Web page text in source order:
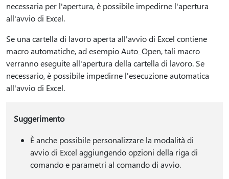
necessaria per l'apertura, è possibile impedirne l'apertura
all'avvio di Excel.
Se una cartella di lavoro aperta all'avvio di Excel contiene
macro automatiche, ad esempio Auto_Open, tali macro
verranno eseguite all'apertura della cartella di lavoro. Se
necessario, è possibile impedirne l'esecuzione automatica
all'avvio di Excel.
Suggerimento
È anche possibile personalizzare la modalità di
avvio di Excel aggiungendo opzioni della riga di
comando e parametri al comando di avvio.